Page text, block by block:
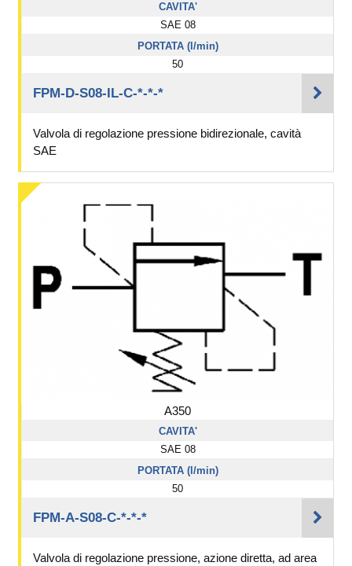
CAVITA'
SAE 08
PORTATA (l/min)
50
FPM-D-S08-IL-C-*-*-*
Valvola di regolazione pressione bidirezionale, cavità
SAE
A350
CAVITA'
SAE 08
PORTATA (l/min)
50
FPM-A-S08-C-*-*-*
Valvola di regolazione pressione, azione diretta, ad area